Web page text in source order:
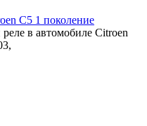
C5 1 поколение
в автомобиле Citroen